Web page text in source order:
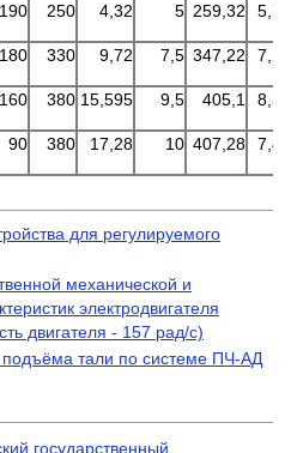
190 250 4,32 5 259,32 5,72
180 330 9,72 7,5 347,22 7,20
160 380 15,595 9,5 405,1 8,31
90 380 17,28 10 407,28 7,42
для регулируемого
механической и
электродвигателя
двигателя - 157 рад/с)
тали по системе ПЧ-АД
государственный